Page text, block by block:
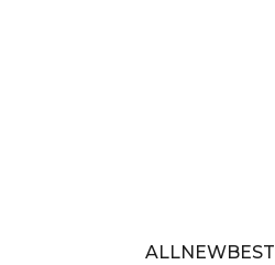
ALLNEWBEST